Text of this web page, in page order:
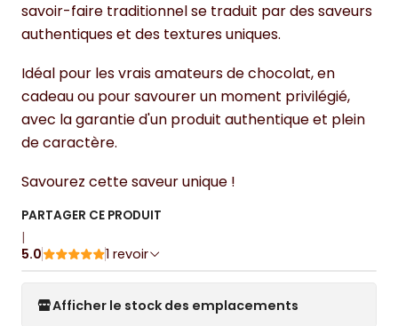
savoir-faire traditionnel se traduit par des saveurs
authentiques et des textures uniques.
Idéal pour les vrais amateurs de chocolat, en
cadeau ou pour savourer un moment privilégié,
avec la garantie d'un produit authentique et plein
de caractère.
Savourez cette saveur unique !
PARTAGER CE PRODUIT
5.0 1 revoir
Afficher le stock des emplacements